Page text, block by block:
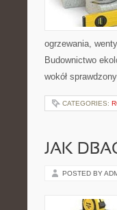
ogrzewania,
Budownictwo
wokół
CATEGORIES:
JAK
POSTED BY